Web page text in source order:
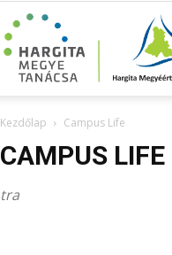
Kezdőlap Campus Life
CAMPUS LIFE
tra